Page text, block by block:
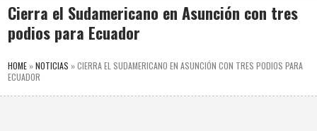
Cierra el Sudamericano en Asunción con tres
podios para Ecuador
HOME »NOTICIAS »CIERRA EL SUDAMERICANO EN ASUNCIÓN CON TRES PODIOS PARA
ECUADOR